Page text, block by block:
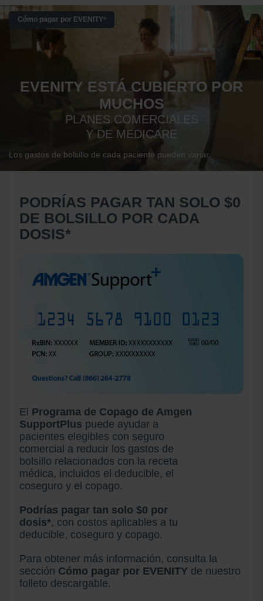
Cómo pagar por EVENITY®
EVENITY ESTÁ CUBIERTO POR
MUCHOS
PLANES COMERCIALES
Y DE MEDICARE
Los gastos de bolsillo de cada paciente pueden variar.
PODRÍAS PAGAR TAN SOLO $0
DE BOLSILLO POR CADA
DOSIS*
El Programa de Copago de Amgen
SupportPlus puede ayudar a
pacientes elegibles con seguro
comercial a reducir los gastos de
bolsillo relacionados con la receta
médica, incluidos el deducible, el
coseguro y el copago.
Podrías pagar tan solo $0 por
dosis*, con costos aplicables a tu
deducible, coseguro y copago.
Para obtener más información, consulta la
sección Cómo pagar por EVENITY de nuestro
folleto descargable.